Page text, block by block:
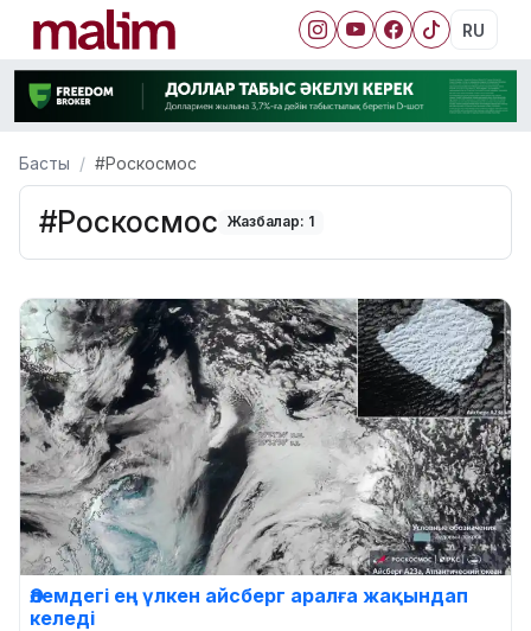
RU
Басты #Роскосмос
#Роскосмос Жазбалар: 1
Әлемдегі ең үлкен айсберг аралға жақындап
келеді